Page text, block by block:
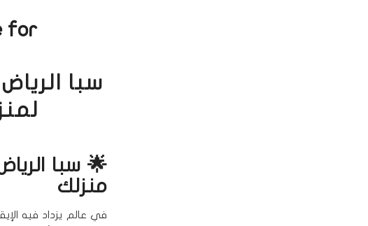
for:
سبا
🌟 سبا
منزلك
في عالم يزداد فيه